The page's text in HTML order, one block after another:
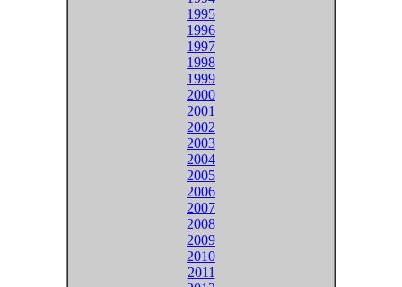
1995
1996
1997
1998
1999
2000
2001
2002
2003
2004
2005
2006
2007
2008
2009
2010
2011